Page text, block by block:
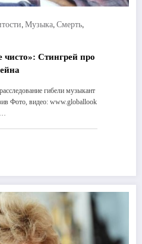
, Музыка, Смерть,
чисто»: Стингрей про
гибели музыкант
Фото, видео: www.globallook